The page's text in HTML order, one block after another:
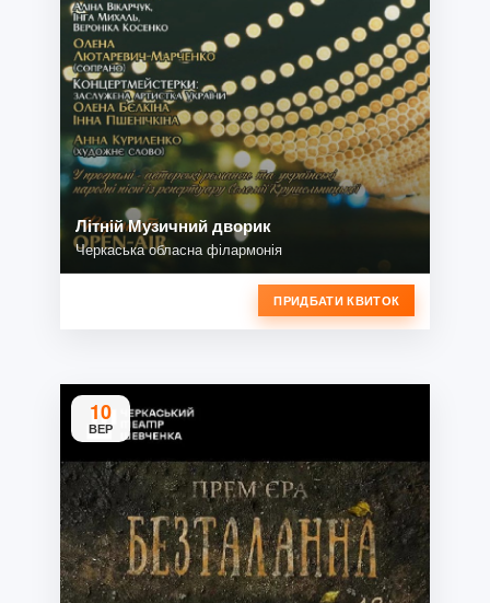
Літній Музичний дворик
Черкаська обласна філармонія
ПРИДБАТИ КВИТОК
10
ВЕР